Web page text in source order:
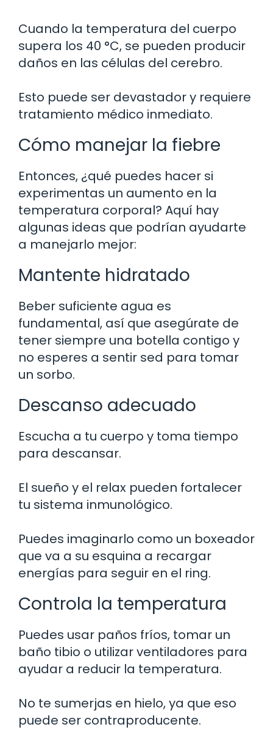
Cuando la temperatura del cuerpo
supera los 40 °C, se pueden producir
daños en las células del cerebro.
Esto puede ser devastador y requiere
tratamiento médico inmediato.
Cómo manejar la fiebre
Entonces, ¿qué puedes hacer si
experimentas un aumento en la
temperatura corporal? Aquí hay
algunas ideas que podrían ayudarte
a manejarlo mejor:
Mantente hidratado
Beber suficiente agua es
fundamental, así que asegúrate de
tener siempre una botella contigo y
no esperes a sentir sed para tomar
un sorbo.
Descanso adecuado
Escucha a tu cuerpo y toma tiempo
para descansar.
El sueño y el relax pueden fortalecer
tu sistema inmunológico.
Puedes imaginarlo como un boxeador
que va a su esquina a recargar
energías para seguir en el ring.
Controla la temperatura
Puedes usar paños fríos, tomar un
baño tibio o utilizar ventiladores para
ayudar a reducir la temperatura.
No te sumerjas en hielo, ya que eso
puede ser contraproducente.